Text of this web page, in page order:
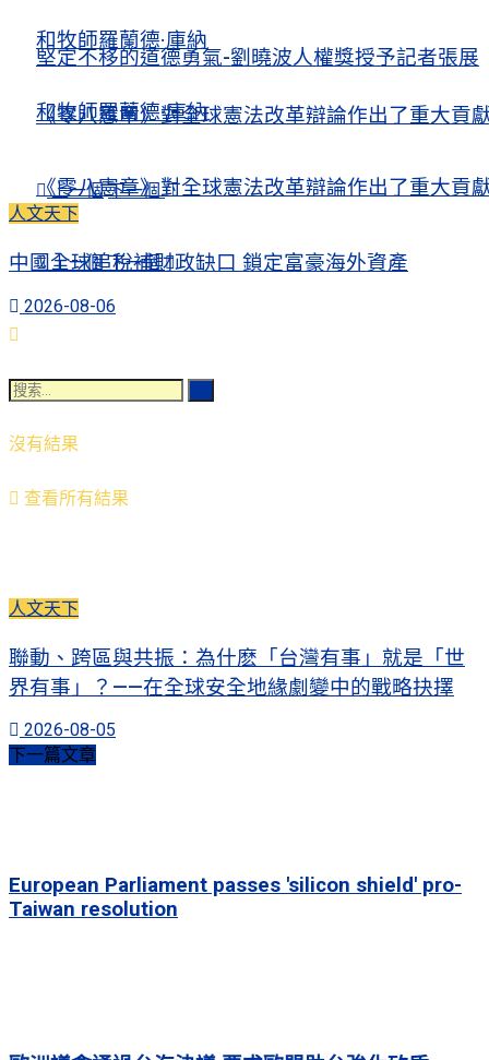
和牧師羅蘭德·庫納
《零八憲章》對全球憲法改革辯論作出了重大貢
上一個 下一個
堅定不移的道德勇氣-劉曉波人權獎授予記者張展
和牧師羅蘭德·庫納
《零八憲章》對全球憲法改革辯論作出了重大貢
上一個 下一個
沒有結果
查看所有結果
人文天下
中國全球追稅補財政缺口 鎖定富豪海外資產
2026-08-06
人文天下
聯動、跨區與共振：為什麽「台灣有事」就是「世
界有事」？——在全球安全地緣劇變中的戰略抉擇
2026-08-05
下一篇文章
European Parliament passes 'silicon shield' pro-
Taiwan resolution